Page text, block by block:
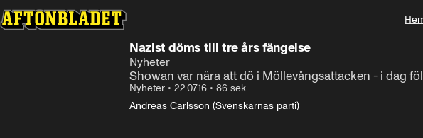
Nazist döms till tre års fängelse
Nyheter
Showan var nära att dö i Möllevångsattacken - i dag
Nyheter • 22.07.16 • 86 sek
Andreas Carlsson (Svenskarnas parti)